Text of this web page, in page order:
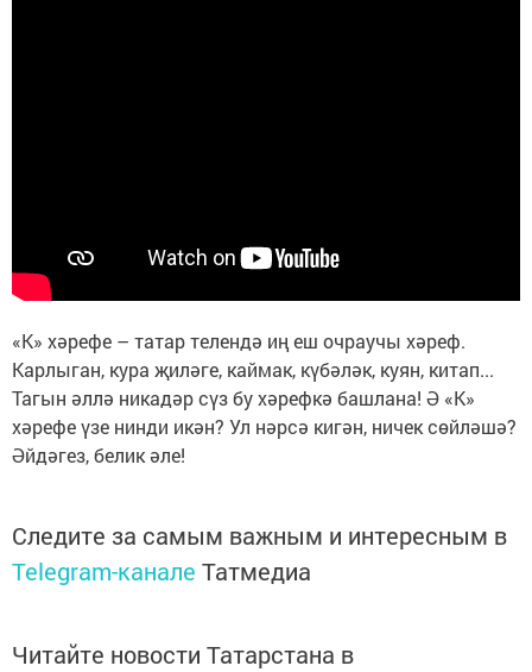
«К» хәрефе – татар телендә иң еш очраучы хәреф.
Карлыган, кура җиләге, каймак, күбәләк, куян, китап...
Тагын әллә никадәр сүз бу хәрефкә башлана! Ә «К»
хәрефе үзе нинди икән? Ул нәрсә кигән, ничек сөйләшә?
Әйдәгез, белик әле!
Следите за самым важным и интересным в
Telegram-канале Татмедиа
Читайте новости Татарстана в